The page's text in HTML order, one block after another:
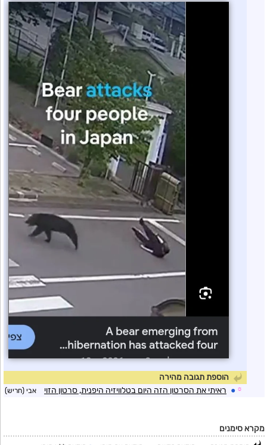
הוספת תגובה מהירה
☼
● ראיתי את הסרטון הזה היום בטלוויזיה היפנית, סרטון הזוי אבי (חריש)
מקרא סימנים